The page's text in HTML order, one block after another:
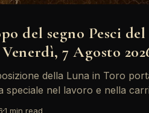
del segno Pesci del
7 Agosto
speciale nel lavoro e nella
1 min read